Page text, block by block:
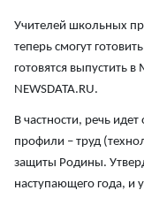
Учителей школьных
теперь смогут
готовятся выпустить
NEWSDATA.RU.
В частности, речь
профили – труд
защиты Родины.
наступающего года, и